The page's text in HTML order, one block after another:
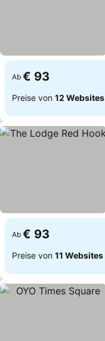
Ab € 93
Preise von 12 Websites
Ab € 93
Preise von 11 Websites